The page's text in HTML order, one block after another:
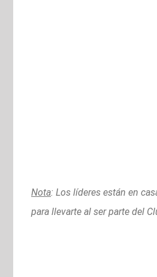
Nota: Los líderes están en
para llevarte al ser parte del